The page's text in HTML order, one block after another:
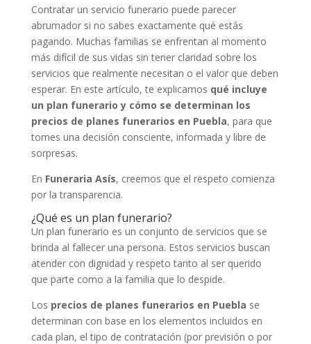
Contratar un servicio funerario puede parecer
abrumador si no sabes exactamente qué estás
pagando. Muchas familias se enfrentan al momento
más difícil de sus vidas sin tener claridad sobre los
servicios que realmente necesitan o el valor que deben
esperar. En este artículo, te explicamos qué incluye
un plan funerario y cómo se determinan los
precios de planes funerarios en Puebla, para que
tomes una decisión consciente, informada y libre de
sorpresas.
En Funeraria Asís, creemos que el respeto comienza
por la transparencia.
¿Qué es un plan funerario?
Un plan funerario es un conjunto de servicios que se
brinda al fallecer una persona. Estos servicios buscan
atender con dignidad y respeto tanto al ser querido
que parte como a la familia que lo despide.
Los precios de planes funerarios en Puebla se
determinan con base en los elementos incluidos en
cada plan, el tipo de contratación (por previsión o por